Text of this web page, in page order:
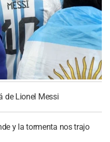
de Lionel Messi
y la tormenta nos trajo